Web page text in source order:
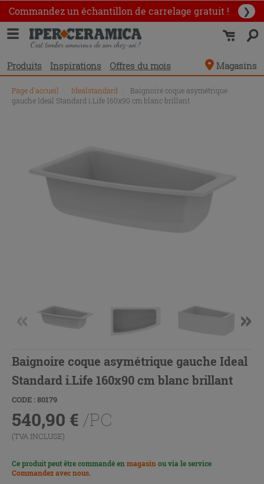
Commandez un échantillon de carrelage gratuit ! ❯
Produits Inspirations Offres du mois Magasins
Page d'accueil Idealstandard
Baignoire coque asymétrique
gauche Ideal Standard i.Life 160x90 cm blanc brillant
Baignoire coque asymétrique gauche Ideal
Standard i.Life 160x90 cm blanc brillant
CODE : 80179
540,90 € /PC
(TVA INCLUSE)
Ce produit peut être commandé en magasin ou via le service
Commandez avec nous.